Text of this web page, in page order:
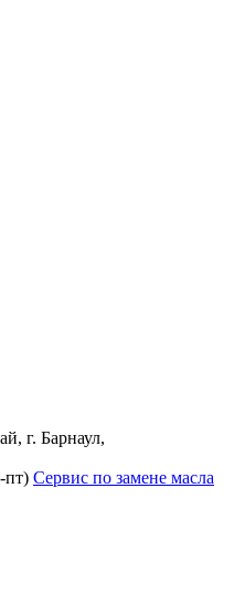
г. Барнаул,
пт) Сервис по замене масла